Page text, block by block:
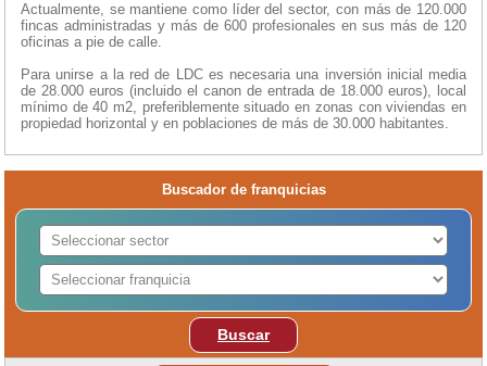
Actualmente, se mantiene como líder del sector, con más de 120.000
fincas administradas y más de 600 profesionales en sus más de 120
oficinas a pie de calle.
Para unirse a la red de LDC es necesaria una inversión inicial media
de 28.000 euros (incluido el canon de entrada de 18.000 euros), local
mínimo de 40 m2, preferiblemente situado en zonas con viviendas en
propiedad horizontal y en poblaciones de más de 30.000 habitantes.
Buscador de franquicias
Buscar